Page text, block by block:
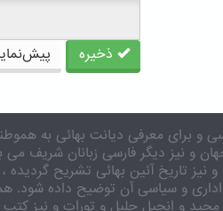
ذخیره
و برای معرفی دیانت بهائی به
و نیز دیگر فارسی زبانان شریف می
تاریخ آئین بهائی تشریح گردیده ،
و سیاسی آن توضیح داده شود.
و انجیل جلیل و تورات و نیز